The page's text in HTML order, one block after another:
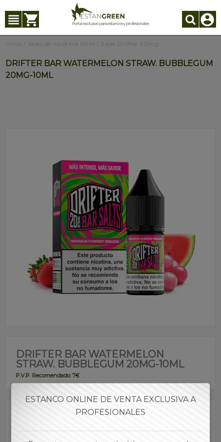
Inicio Sales de nicotina 10ml Sales Drifter 20mg
DRIFTER BAR WATERMELON STRAW. BUBBLEGUM
20MG-10ML
DRIFTER BAR WATERMELON
STRAW. BUBBLEGUM 20MG-10ML
P.V.P. Recomendado: 7€
SADRI00092
ESTANCO ONLINE DE VENTA EXCLUSIVA A
PROFESIONALES